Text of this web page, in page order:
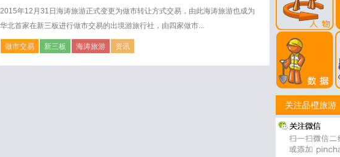
2015年12月31日海涛旅游正式变更为做市转让方式交易，由此海涛旅游也成为
华北首家在新三板进行做市交易的出境游旅行社，由四家做市...
做市交易 新三板 海涛旅游 资讯
关注品橙旅游